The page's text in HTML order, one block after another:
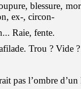
blessure,
ex-, circon-
Raie, fente.
Trou ? Vide ?
pas l’ombre